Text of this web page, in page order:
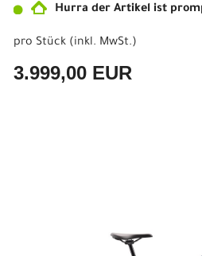
Hurra der Artikel ist
pro Stück (inkl. MwSt.)
3.999,00 EUR